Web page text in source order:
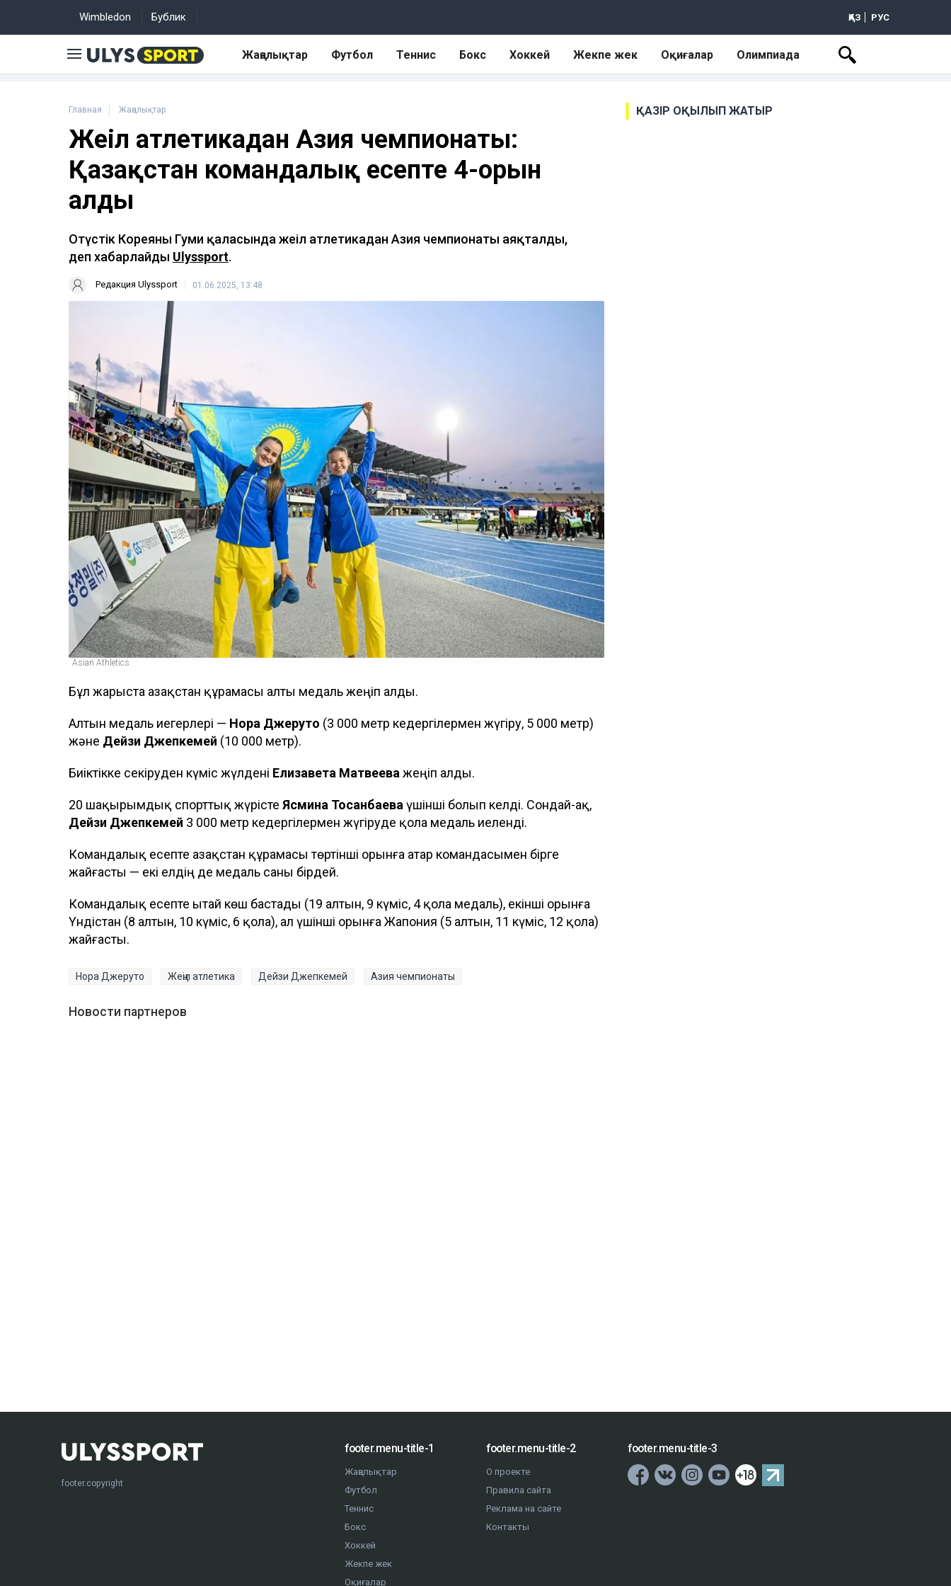
Wimbledon Бублик ҚАЗ РУС
Жаңалықтар Футбол Теннис Бокс Хоккей Жекпе жек Оқиғалар Олимпиада
Главная Жаңалықтар
Жеңіл атлетикадан Азия чемпионаты:
Қазақстан командалық есепте 4-орын
алды
Оңтүстік Кореяның Гуми қаласында жеңіл атлетикадан Азия чемпионаты аяқталды,
деп хабарлайды Ulyssport.
Редакция Ulyssport 01.06.2025, 13:48
Asian Athletics
Бұл жарыста Қазақстан құрамасы алты медаль жеңіп алды.
Алтын медаль иегерлері — Нора Джеруто (3 000 метр кедергілермен жүгіру, 5 000 метр)
және Дейзи Джепкемей (10 000 метр).
Биіктікке секіруден күміс жүлдені Елизавета Матвеева жеңіп алды.
20 шақырымдық спорттық жүрісте Ясмина Тоқсанбаева үшінші болып келді. Сондай-ақ,
Дейзи Джепкемей 3 000 метр кедергілермен жүгіруде қола медаль иеленді.
Командалық есепте Қазақстан құрамасы төртінші орынға Қатар командасымен бірге
жайғасты — екі елдің де медаль саны бірдей.
Командалық есепте Қытай көш бастады (19 алтын, 9 күміс, 4 қола медаль), екінші орынға
Үндістан (8 алтын, 10 күміс, 6 қола), ал үшінші орынға Жапония (5 алтын, 11 күміс, 12 қола)
жайғасты.
Нора Джеруто Жеңіл атлетика Дейзи Джепкемей Азия чемпионаты
Новости партнеров
ҚАЗІР ОҚЫЛЫП ЖАТЫР
footer.copyright
footer.menu-title-1
Жаңалықтар
Футбол
Теннис
Бокс
Хоккей
Жекпе жек
Оқиғалар
footer.menu-title-2
О проекте
Правила сайта
Реклама на сайте
Контакты
footer.menu-title-3